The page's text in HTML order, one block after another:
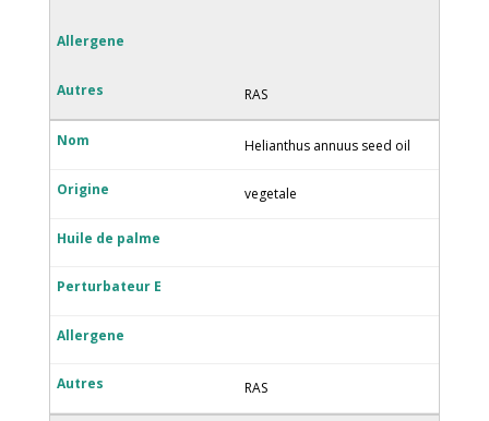
RAS
Helianthus annuus seed oil
vegetale
RAS